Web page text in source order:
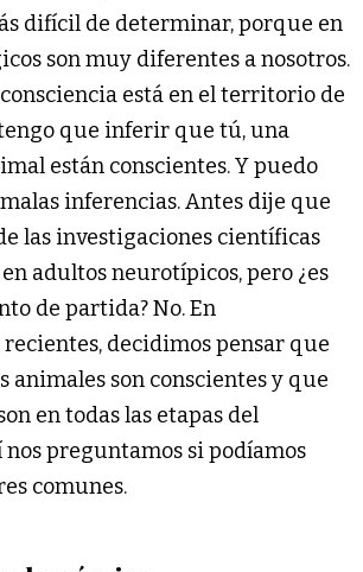
difícil de determinar, porque en
son muy diferentes a nosotros.
está en el territorio de
que inferir que tú, una
están conscientes. Y puedo
inferencias. Antes dije que
las investigaciones científicas
adultos neurotípicos, pero ¿es
de partida? No. En
decidimos pensar que
animales son conscientes y que
en todas las etapas del
nos preguntamos si podíamos
comunes.